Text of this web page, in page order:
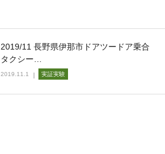
2019/11 長野県伊那市ドアツードア乗合
タクシー…
2019.11.1 実証実験